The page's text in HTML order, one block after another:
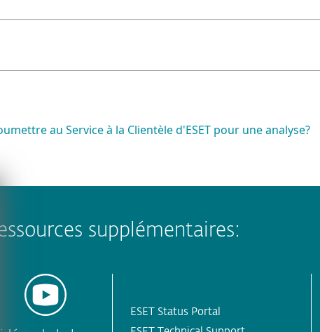
au Service à la Clientèle d'ESET pour une analyse?
supplémentaires:
ESET Status Portal